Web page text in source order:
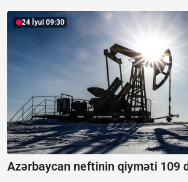
24 İyul 09:30
Azərbaycan neftinin qiyməti 109